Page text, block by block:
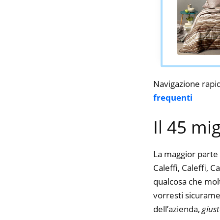
Navigazione
frequenti
Il 45
La maggior
Caleffi, Caleffi,
qualcosa che
vorresti
dell’azienda,